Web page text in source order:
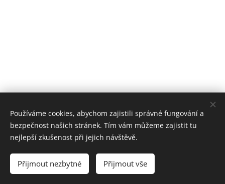
powered by TB-MED
Používáme cookies, abychom zajistili správné fungování a
bezpečnost našich stránek. Tím vám můžeme zajistit tu
nejlepší zkušenost při jejich návštěvě.
Přijmout nezbytné Přijmout vše